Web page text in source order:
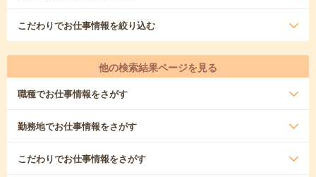
こだわりでお仕事情報を絞り込む
他の検索結果ページを見る
職種でお仕事情報をさがす
勤務地でお仕事情報をさがす
こだわりでお仕事情報をさがす